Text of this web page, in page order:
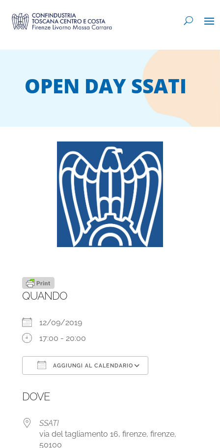
OPEN DAY SSATI
QUANDO
12/09/2019
17:00 - 20:00
AGGIUNGI AL CALENDARIO
DOVE
SSATI
via del tagliamento 16, firenze, firenze,
50100